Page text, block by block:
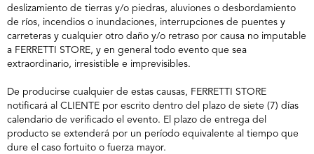
deslizamiento de tierras y/o piedras, aluviones o desborda­miento
de ríos, incendios o inundaciones, interrupciones de puentes y
carreteras y cualquier otro daño y/o retraso por causa no imputable
a FERRETTI STORE, y en general todo evento que sea
extraordinario, irresistible e imprevisibles.
De producirse cualquier de estas causas, FERRETTI STORE
notificará al CLIENTE por escrito dentro del plazo de siete (7) días
calendario de verificado el evento. El plazo de entrega del
producto se extenderá por un período equivalente al tiempo que
dure el caso fortuito o fuerza mayor.